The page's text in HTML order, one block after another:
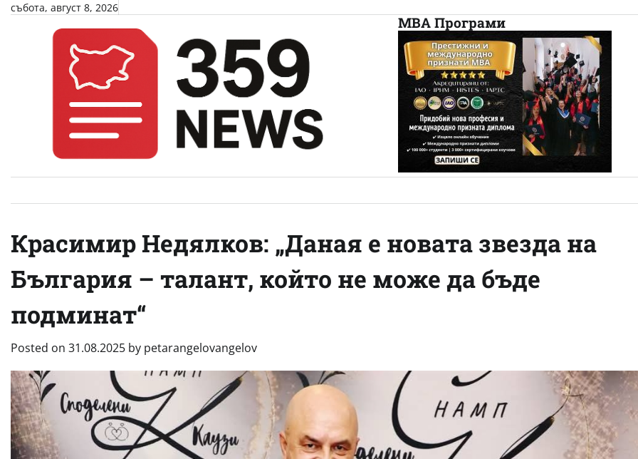
Skipсъбота, август 8, 2026
МВА Програми
Красимир Недялков: „Даная е новата звезда на
България – талант, който не може да бъде
подминат“
Posted on 31.08.2025 by petarangelovangelov